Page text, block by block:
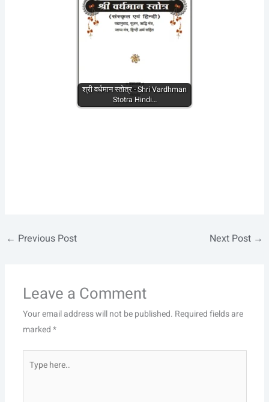
श्री वर्धमान स्तोत्र - Shri Vardhman
Stotra Hindi…
← Previous Post Next Post →
Leave a Comment
Your email address will not be published. Required fields are
marked*
here..